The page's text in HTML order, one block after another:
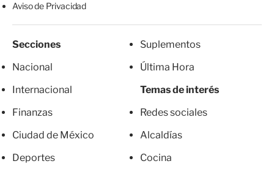
Aviso de Privacidad
Secciones
Nacional
Internacional
Finanzas
Ciudad de México
Deportes
Suplementos
Última Hora
Temas de interés
Redes sociales
Alcaldías
Cocina